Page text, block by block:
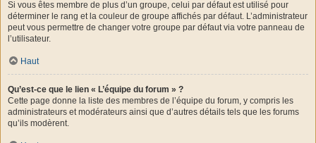
Si vous êtes membre de plus d’un groupe, celui par défaut est utilisé pour
déterminer le rang et la couleur de groupe affichés par défaut. L’administrateur
peut vous permettre de changer votre groupe par défaut via votre panneau de
l’utilisateur.
Haut
Qu’est-ce que le lien « L’équipe du forum » ?
Cette page donne la liste des membres de l’équipe du forum, y compris les
administrateurs et modérateurs ainsi que d’autres détails tels que les forums
qu’ils modèrent.